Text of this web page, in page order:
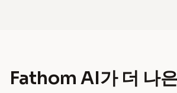
Fathom AI가 더 나